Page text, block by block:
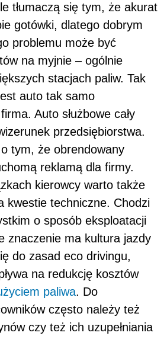
tłumaczą się tym, że akurat
gotówki, dlatego dobrym
problemu może być
na myjnie – ogólnie
stacjach paliw. Tak
auto tak samo
Auto służbowe cały
przedsiębiorstwa.
tym, że obrendowany
reklamą dla firmy.
kierowcy warto także
kwestie techniczne. Chodzi
o sposób eksploatacji
znaczenie ma kultura jazdy
do zasad eco drivingu,
na redukcję kosztów
paliwa. Do
często należy też
czy też ich uzupełniania